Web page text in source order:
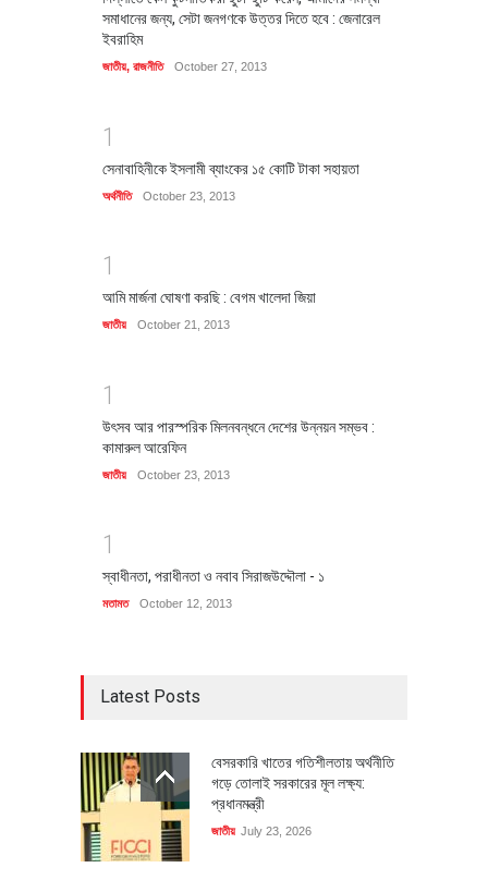
সমাধানের জন্য, সেটা জনগণকে উত্তর দিতে হবে : জেনারেল
ইবরাহিম
জাতীয়, রাজনীতি October 27, 2013
1
সেনাবাহিনীকে ইসলামী ব্যাংকের ১৫ কোটি টাকা সহায়তা
অর্থনীতি October 23, 2013
1
আমি মার্জনা ঘোষণা করছি : বেগম খালেদা জিয়া
জাতীয় October 21, 2013
1
উৎসব আর পারস্পরিক মিলনবন্ধনে দেশের উন্নয়ন সম্ভব :
কামারুল আরেফিন
জাতীয় October 23, 2013
1
স্বাধীনতা, পরাধীনতা ও নবাব সিরাজউদ্দৌলা - ১
মতামত October 12, 2013
Latest Posts
বেসরকারি খাতের গতিশীলতায় অর্থনীতি
গড়ে তোলাই সরকারের মূল লক্ষ্য:
প্রধানমন্ত্রী
জাতীয় July 23, 2026